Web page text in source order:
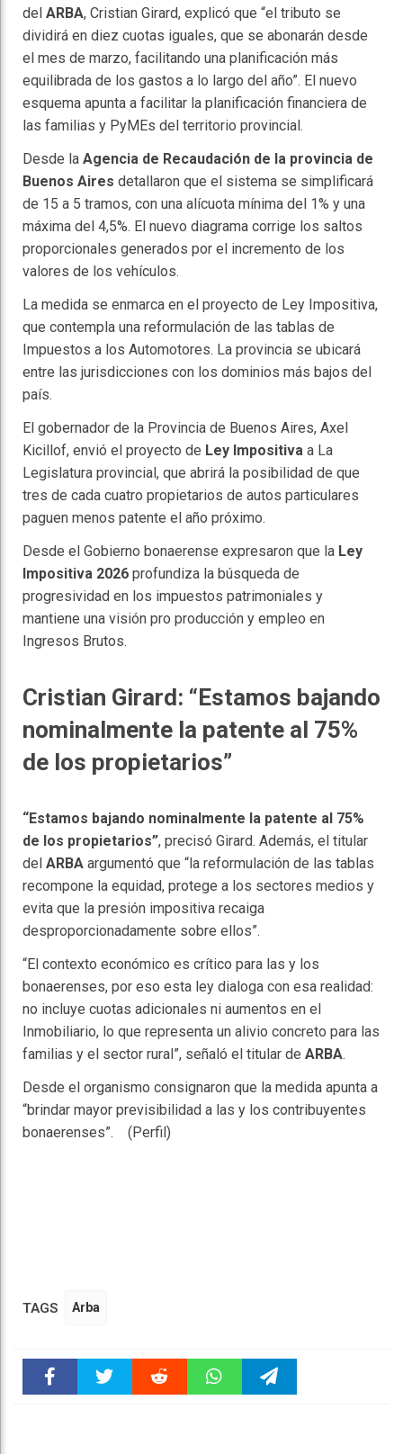
del ARBA, Cristian Girard, explicó que “el tributo se
dividirá en diez cuotas iguales, que se abonarán desde
el mes de marzo, facilitando una planificación más
equilibrada de los gastos a lo largo del año”. El nuevo
esquema apunta a facilitar la planificación financiera de
las familias y PyMEs del territorio provincial.
Desde la Agencia de Recaudación de la provincia de
Buenos Aires detallaron que el sistema se simplificará
de 15 a 5 tramos, con una alícuota mínima del 1% y una
máxima del 4,5%. El nuevo diagrama corrige los saltos
proporcionales generados por el incremento de los
valores de los vehículos.
La medida se enmarca en el proyecto de Ley Impositiva,
que contempla una reformulación de las tablas de
Impuestos a los Automotores. La provincia se ubicará
entre las jurisdicciones con los dominios más bajos del
país.
El gobernador de la Provincia de Buenos Aires, Axel
Kicillof, envió el proyecto de Ley Impositiva a La
Legislatura provincial, que abrirá la posibilidad de que
tres de cada cuatro propietarios de autos particulares
paguen menos patente el año próximo.
Desde el Gobierno bonaerense expresaron que la Ley
Impositiva 2026 profundiza la búsqueda de
progresividad en los impuestos patrimoniales y
mantiene una visión pro producción y empleo en
Ingresos Brutos.
Cristian Girard: “Estamos bajando
nominalmente la patente al 75%
de los propietarios”
“Estamos bajando nominalmente la patente al 75%
de los propietarios”, precisó Girard. Además, el titular
del ARBA argumentó que “la reformulación de las tablas
recompone la equidad, protege a los sectores medios y
evita que la presión impositiva recaiga
desproporcionadamente sobre ellos”.
“El contexto económico es crítico para las y los
bonaerenses, por eso esta ley dialoga con esa realidad:
no incluye cuotas adicionales ni aumentos en el
Inmobiliario, lo que representa un alivio concreto para las
familias y el sector rural”, señaló el titular de ARBA.
Desde el organismo consignaron que la medida apunta a
“brindar mayor previsibilidad a las y los contribuyentes
bonaerenses”. (Perfil)
TAGS Arba